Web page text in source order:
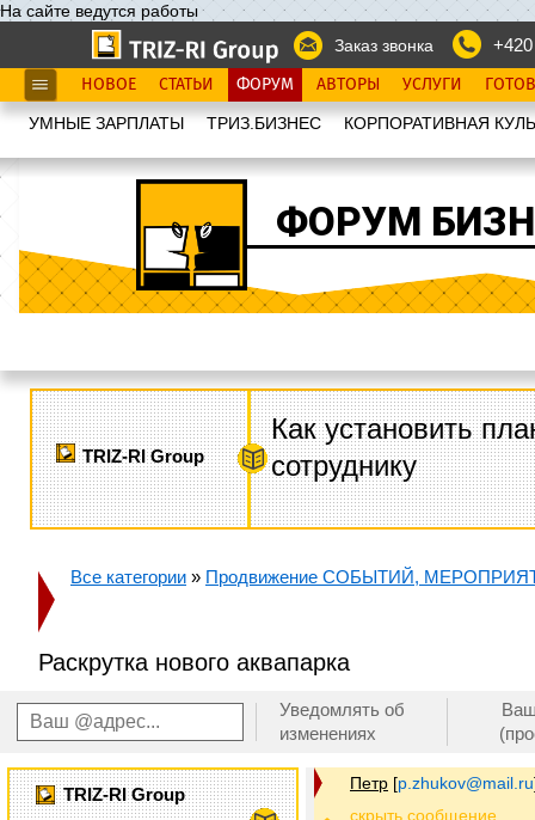
На сайте ведутся работы
Заказ звонка
НОВОЕ СТАТЬИ ФОРУМ АВТОРЫ УСЛУГИ
УМНЫЕ ЗАРПЛАТЫ ТРИЗ.БИЗНЕС КОРПОРАТИВНАЯ
ФОРУМ
TRIZ-RI Group
Как установить
сотруднику
Все категории » Продвижение СОБЫТИЙ,
Раскрутка нового аквапарка
Уведомлять об
изменениях
TRIZ-RI Group
Петр [p.zhukov@mail.ru